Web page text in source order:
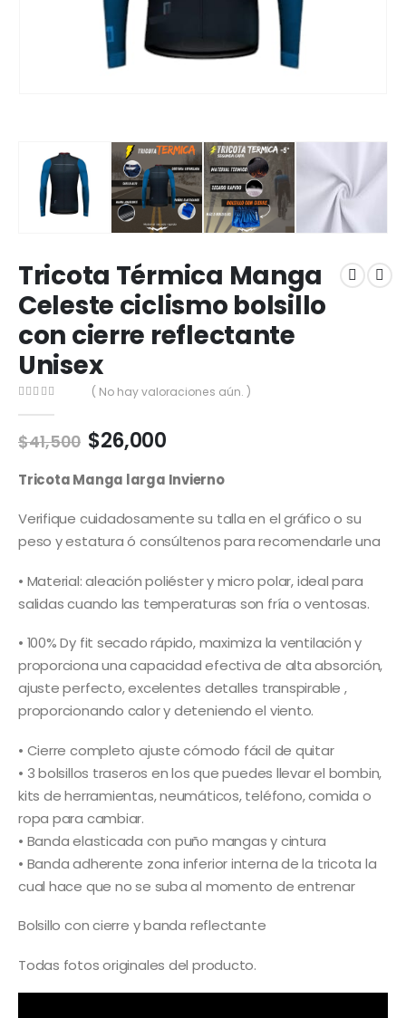
Tricota Térmica Manga
Celeste ciclismo bolsillo
con cierre reflectante
Unisex
( No hay valoraciones aún. )
$41,500 El
precio
original
$41,500.
$26,000El
actual
$26,000.
Tricota Manga larga Invierno
Verifique cuidadosamente su talla en el gráfico o su
peso y estatura ó consúltenos para recomendarle una
• Material: aleación poliéster y micro polar, ideal para
salidas cuando las temperaturas son fría o ventosas.
• 100% Dy fit secado rápido, maximiza la ventilación y
proporciona una capacidad efectiva de alta absorción,
ajuste perfecto, excelentes detalles transpirable ,
proporcionando calor y deteniendo el viento.
• Cierre completo ajuste cómodo fácil de quitar
• 3 bolsillos traseros en los que puedes llevar el bombin,
kits de herramientas, neumáticos, teléfono, comida o
ropa para cambiar.
• Banda elasticada con puño mangas y cintura
• Banda adherente zona inferior interna de la tricota la
cual hace que no se suba al momento de entrenar
Bolsillo con cierre y banda reflectante
Todas fotos originales del producto.